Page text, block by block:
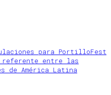
para PortilloFest
entre las
de América Latina